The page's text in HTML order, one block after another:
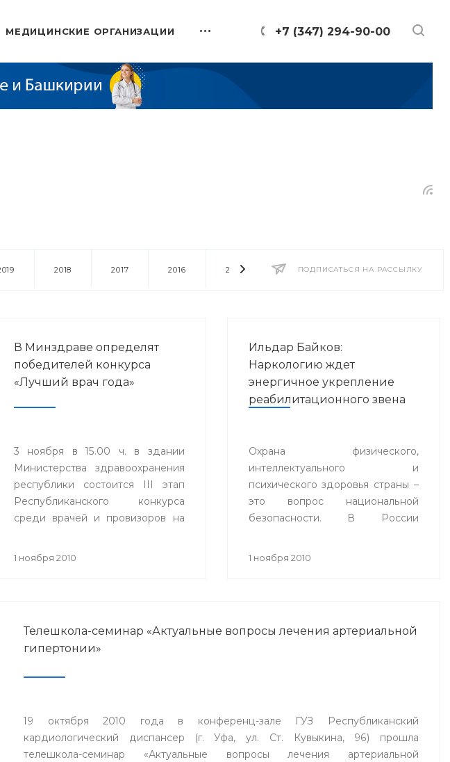
+7 (347) 294-90-00
МЕДИЦИНСКИЕ ОРГАНИЗАЦИИ
ПОДПИСАТЬСЯ НА РАССЫЛКУ
2018 2017 2016 2014 2013 2012 2011
В Минздраве определят
победителей конкурса
«Лучший врач года»
3 ноября в 15.00 ч. в здании
Министерства здравоохранения
республики состоится III этап
Республиканского конкурса
среди врачей и провизоров на
Республике Башкортостан в
1 ноября 2010
Ильдар Байков:
Наркологию ждет
энергичное укрепление
реабилитационного звена
Охрана физического,
интеллектуального и
психического здоровья страны –
это вопрос национальной
безопасности. В России
наркоманов (по некоторым
1 ноября 2010
Телешкола-семинар «Актуальные вопросы лечения артериальной
гипертонии»
19 октября 2010 года в конференц-зале ГУЗ Республиканский
кардиологический диспансер (г. Уфа, ул. Ст. Кувыкина, 96) прошла
телешкола-семинар «Актуальные вопросы лечения артериальной